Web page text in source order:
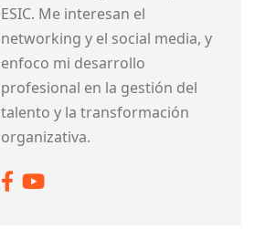
ESIC. Me interesan el
networking y el social media, y
enfoco mi desarrollo
profesional en la gestión del
talento y la transformación
organizativa.